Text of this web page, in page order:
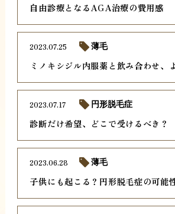
自由診療となるAGA治療の費用感
ミノキシジル内服薬と飲み合わせ、
2023.07.25 薄毛
診断だけ希望、どこで受けるべき？
2023.07.17 円形脱毛症
子供にも起こる？円形脱毛症の可能
2023.06.28 薄毛